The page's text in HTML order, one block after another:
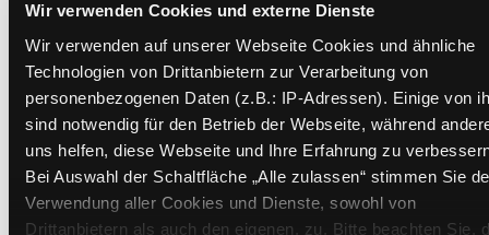
Wir verwenden Cookies und externe Dienste
Wir verwenden auf unserer Webseite Cookies und ähnliche
Technologien von Drittanbietern zur Verarbeitung von
personenbezogenen Daten (z.B.: IP-Adressen). Einige von
sind notwendig für den Betrieb der Webseite, während
uns helfen, diese Webseite und Ihre Erfahrung zu
Bei Auswahl der Schaltfläche „Alle zulassen“ stimmen Sie
Verwendung aller Cookies und Dienste, sowohl von
Drittanbietern als auch den eigenen, zu. Bitte beachten Sie,
Mediengruppe:Belletristik
Frist:
Barcode: 1608SB03022
Standort 3:
Zweigstelle:
West - Eggenberg